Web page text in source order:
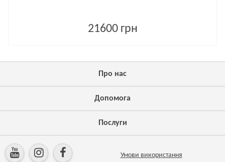
21600 грн
Про нас
Допомога
Послуги
Умови використання